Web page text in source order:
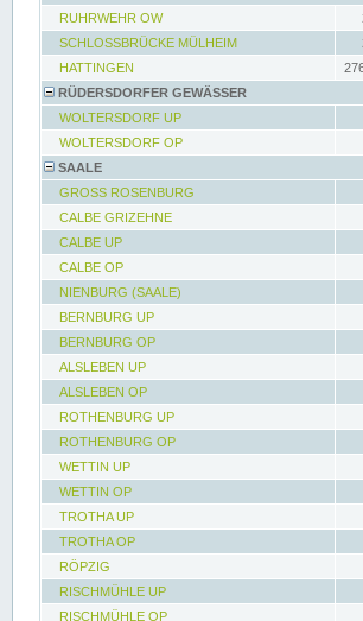
RUHRWEHR OW
SCHLOSSBRÜCKE MÜLHEIM
HATTINGEN
RÜDERSDORFER GEWÄSSER
WOLTERSDORF UP
WOLTERSDORF OP
SAALE
GROSS ROSENBURG
CALBE GRIZEHNE
CALBE UP
CALBE OP
NIENBURG (SAALE)
BERNBURG UP
BERNBURG OP
ALSLEBEN UP
ALSLEBEN OP
ROTHENBURG UP
ROTHENBURG OP
WETTIN UP
WETTIN OP
TROTHA UP
TROTHA OP
RÖPZIG
RISCHMÜHLE UP
RISCHMÜHLE OP